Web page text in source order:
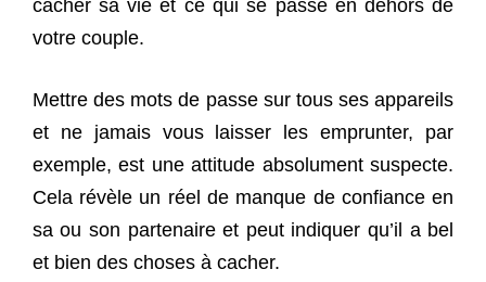
cacher sa vie et ce qui se passe en dehors de
votre couple.
Mettre des mots de passe sur tous ses appareils
et ne jamais vous laisser les emprunter, par
exemple, est une attitude absolument suspecte.
Cela révèle un réel de manque de confiance en
sa ou son partenaire et peut indiquer qu’il a bel
et bien des choses à cacher.